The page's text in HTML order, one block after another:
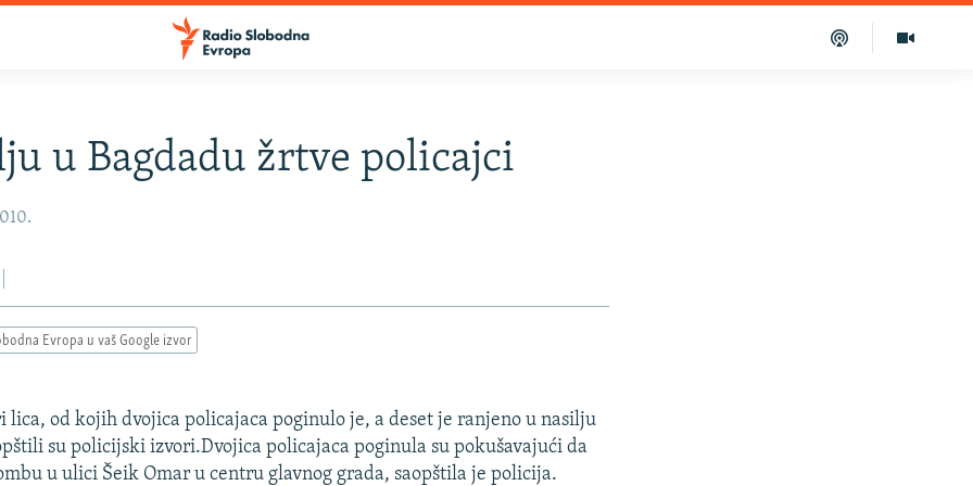
u Bagdadu žrtve policajci
Evropa u vaš Google izvor
lica, od kojih dvojica policajaca poginulo je, a deset je ranjeno u nasilju
su policijski izvori.Dvojica policajaca poginula su pokušavajući da
u ulici Šeik Omar u centru glavnog grada, saopštila je policija.